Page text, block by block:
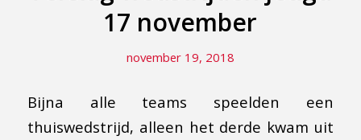
17 november
november 19, 2018
Bijna alle teams speelden een
thuiswedstrijd, alleen het derde kwam uit